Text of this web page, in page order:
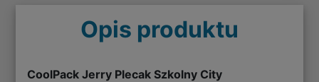
Opis produktu
CoolPack Jerry Plecak Szkolny City